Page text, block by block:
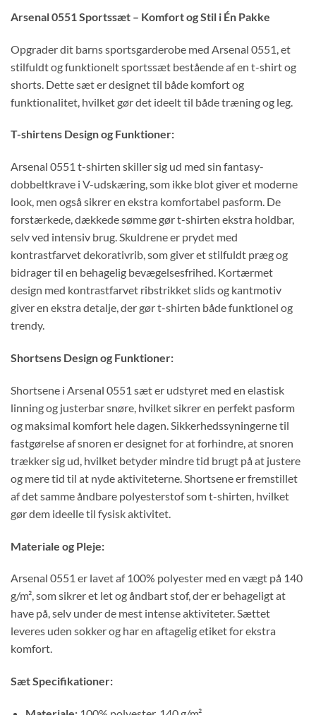
Arsenal 0551 Sportssæt – Komfort og Stil i Én Pakke
Opgrader dit barns sportsgarderobe med Arsenal 0551, et
stilfuldt og funktionelt sportssæt bestående af en t-shirt og
shorts. Dette sæt er designet til både komfort og
funktionalitet, hvilket gør det ideelt til både træning og leg.
T-shirtens Design og Funktioner:
Arsenal 0551 t-shirten skiller sig ud med sin fantasy-
dobbeltkrave i V-udskæring, som ikke blot giver et moderne
look, men også sikrer en ekstra komfortabel pasform. De
forstærkede, dækkede sømme gør t-shirten ekstra holdbar,
selv ved intensiv brug. Skuldrene er prydet med
kontrastfarvet dekorativrib, som giver et stilfuldt præg og
bidrager til en behagelig bevægelsesfrihed. Kortærmet
design med kontrastfarvet ribstrikket slids og kantmotiv
giver en ekstra detalje, der gør t-shirten både funktionel og
trendy.
Shortsens Design og Funktioner:
Shortsene i Arsenal 0551 sæt er udstyret med en elastisk
linning og justerbar snøre, hvilket sikrer en perfekt pasform
og maksimal komfort hele dagen. Sikkerhedssyningerne til
fastgørelse af snoren er designet for at forhindre, at snoren
trækker sig ud, hvilket betyder mindre tid brugt på at justere
og mere tid til at nyde aktiviteterne. Shortsene er fremstillet
af det samme åndbare polyesterstof som t-shirten, hvilket
gør dem ideelle til fysisk aktivitet.
Materiale og Pleje:
Arsenal 0551 er lavet af 100% polyester med en vægt på 140
g/m², som sikrer et let og åndbart stof, der er behageligt at
have på, selv under de mest intense aktiviteter. Sættet
leveres uden sokker og har en aftagelig etiket for ekstra
komfort.
Sæt Specifikationer: